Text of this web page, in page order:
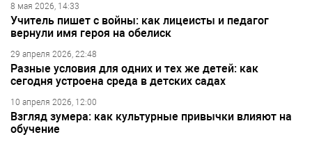
8 мая 2026, 14:33
Учитель пишет с войны: как лицеисты и педагог
вернули имя героя на обелиск
29 апреля 2026, 22:48
Разные условия для одних и тех же детей: как
сегодня устроена среда в детских садах
10 апреля 2026, 12:00
Взгляд зумера: как культурные привычки влияют на
обучение